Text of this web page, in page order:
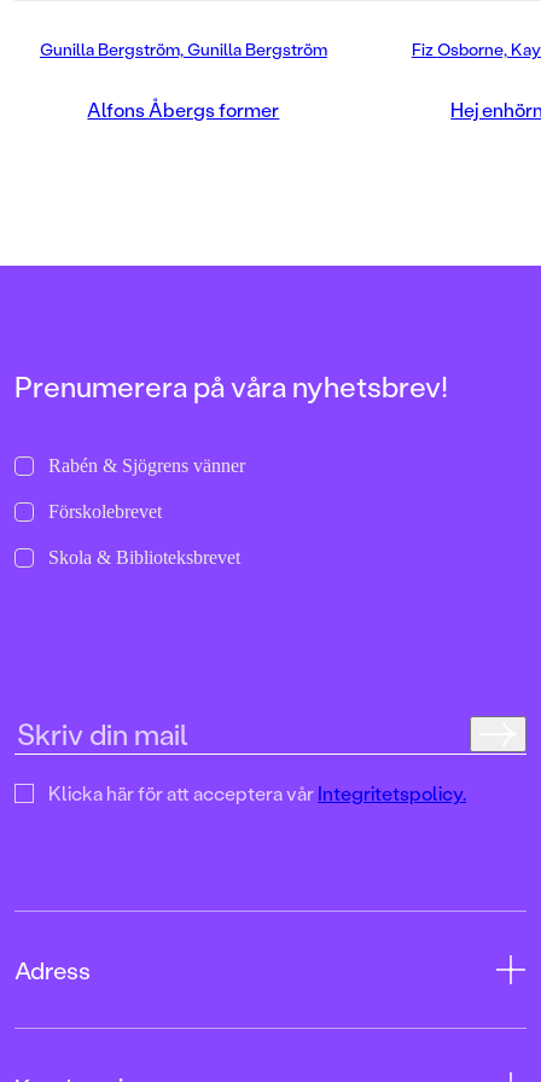
Gunilla Bergström, Gunilla Bergström
Alfons Åbergs former
Fiz Osborne,
Hej
Prenumerera på våra nyhetsbrev!
Rabén & Sjögrens vänner
Förskolebrevet
Skola & Biblioteksbrevet
Klicka här för att acceptera vårIntegritetspolicy.
Adress